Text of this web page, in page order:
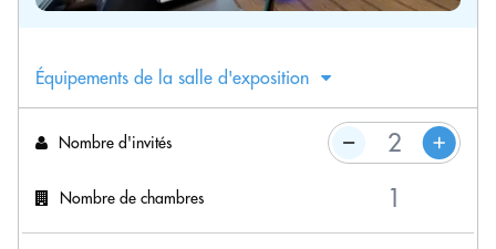
Équipements de la salle d'exposition
Nombre d'invités
Nombre de chambres